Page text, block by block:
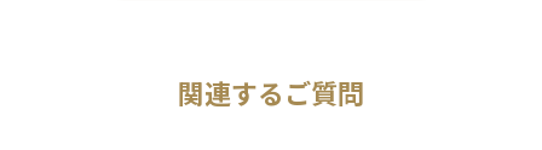
関連するご質問